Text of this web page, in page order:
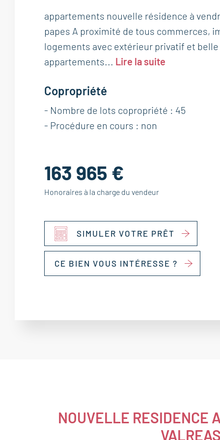
appartements nouvelle résidence à
papes A proximité de tous commerces,
logements avec extérieur privatif et
appartements... Lire la suite
Copropriété
- Nombre de lots copropriété : 45
- Procédure en cours : non
163 965 €
Honoraires à la charge du vendeur
SIMULER VOTRE PRÊT
CE BIEN VOUS INTÉRESSE ?
NOUVELLE RESIDENCE